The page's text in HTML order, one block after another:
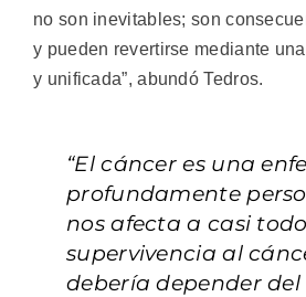
no son inevitables; son
y pueden revertirse mediante
y unificada”, abundó Tedros.
“El cáncer es una
profundamente
nos afecta a casi
supervivencia al
debería depender